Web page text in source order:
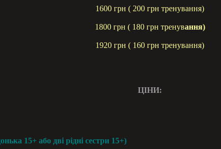
1600 грн ( 200 грн тренування)
1800 грн ( 180 грн тренування)
1920 грн ( 160 грн тренування)
ЦІНИ:
15+ або дві рідні сестри 15+)